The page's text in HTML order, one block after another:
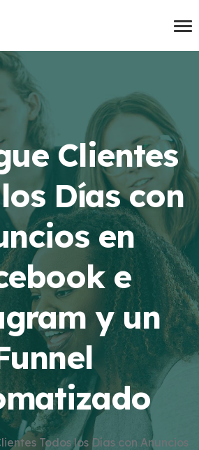
Clientes
Días con
en
e
y un
Todos los Días con Anuncios